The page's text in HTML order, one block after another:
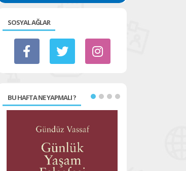
SOSYAL AĞLAR
BU HAFTA NE YAPMALI ?